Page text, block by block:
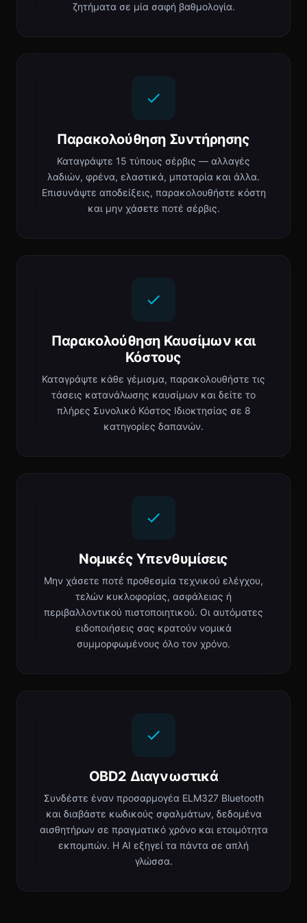
ζητήματα σε μία σαφή βαθμολογία.
Παρακολούθηση Συντήρησης
Καταγράψτε 15 τύπους σέρβις — αλλαγές
λαδιών, φρένα, ελαστικά, μπαταρία και άλλα.
Επισυνάψτε αποδείξεις, παρακολουθήστε κόστη
και μην χάσετε ποτέ σέρβις.
Παρακολούθηση Καυσίμων και
Κόστους
Καταγράψτε κάθε γέμισμα, παρακολουθήστε τις
τάσεις κατανάλωσης καυσίμων και δείτε το
πλήρες Συνολικό Κόστος Ιδιοκτησίας σε 8
κατηγορίες δαπανών.
Νομικές Υπενθυμίσεις
Μην χάσετε ποτέ προθεσμία τεχνικού ελέγχου,
τελών κυκλοφορίας, ασφάλειας ή
περιβαλλοντικού πιστοποιητικού. Οι αυτόματες
ειδοποιήσεις σας κρατούν νομικά
συμμορφωμένους όλο τον χρόνο.
OBD2 Διαγνωστικά
Συνδέστε έναν προσαρμογέα ELM327 Bluetooth
και διαβάστε κωδικούς σφαλμάτων, δεδομένα
αισθητήρων σε πραγματικό χρόνο και ετοιμότητα
εκπομπών. Η AI εξηγεί τα πάντα σε απλή
γλώσσα.